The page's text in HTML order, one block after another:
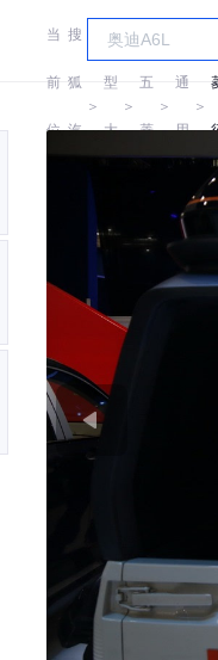
当
前
位
搜
狐
汽
＞
车
型
大
＞
五
菱
＞
通
用
菱
＞